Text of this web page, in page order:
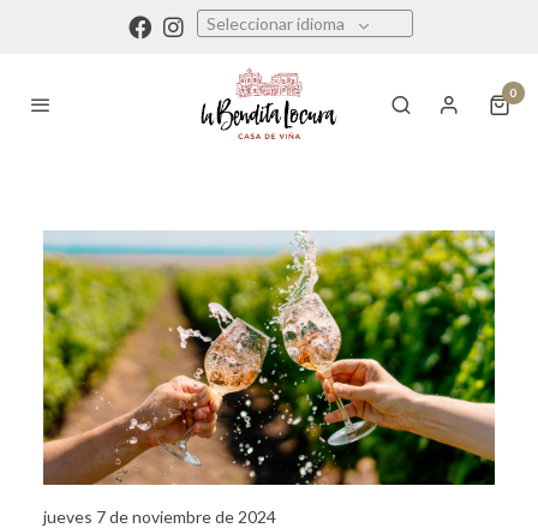
Seleccionar idioma
0
jueves 7 de noviembre de 2024